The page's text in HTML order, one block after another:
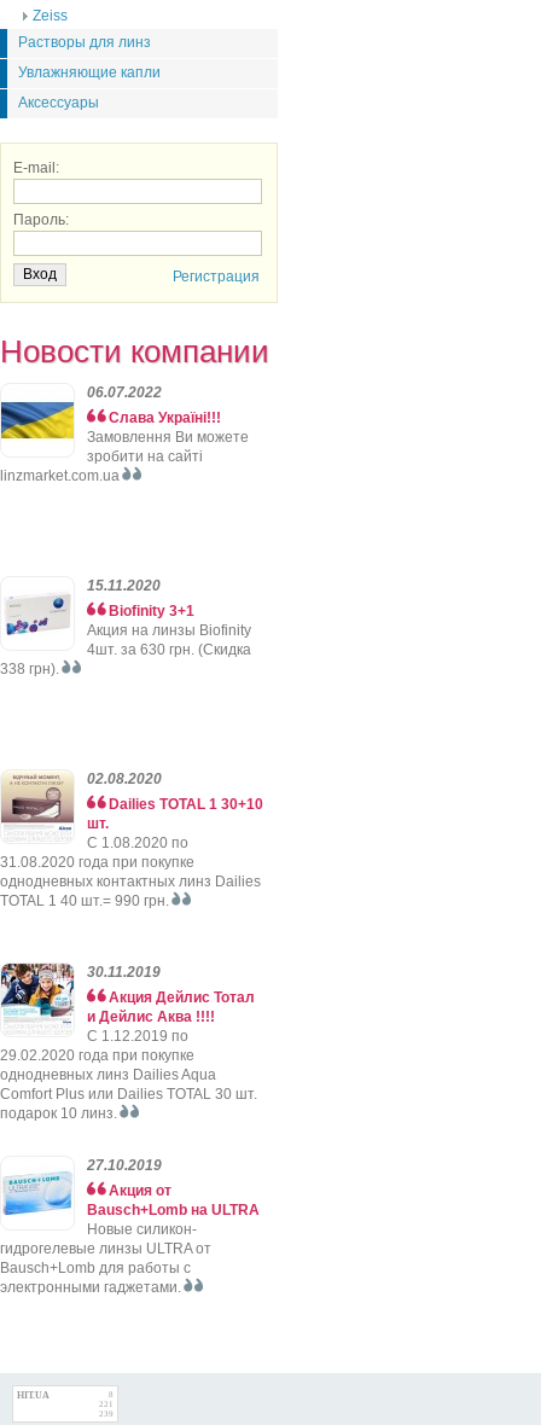
Zeiss
Растворы для линз
Увлажняющие капли
Аксессуары
E-mail:
Пароль:
Регистрация
Новости компании
06.07.2022
Слава Україні!!!
Замовлення Ви можете
зробити на сайті
linzmarket.com.ua
15.11.2020
Biofinity 3+1
Акция на линзы Biofinity
4шт. за 630 грн. (Скидка
338 грн).
02.08.2020
Dailies TOTAL 1 30+10
шт.
C 1.08.2020 по
31.08.2020 года при покупке
однодневных контактных линз Dailies
TOTAL 1 40 шт.= 990 грн.
30.11.2019
Акция Дейлис Тотал
и Дейлис Аква !!!!
C 1.12.2019 по
29.02.2020 года при покупке
однодневных линз Dailies Aqua
Comfort Plus или Dailies TOTAL 30 шт.
подарок 10 линз.
27.10.2019
Акция от
Bausch+Lomb на ULTRA
Новые силикон-
гидрогелевые линзы ULTRA от
Bausch+Lomb для работы с
электронными гаджетами.
HIT.UA
8
221
239